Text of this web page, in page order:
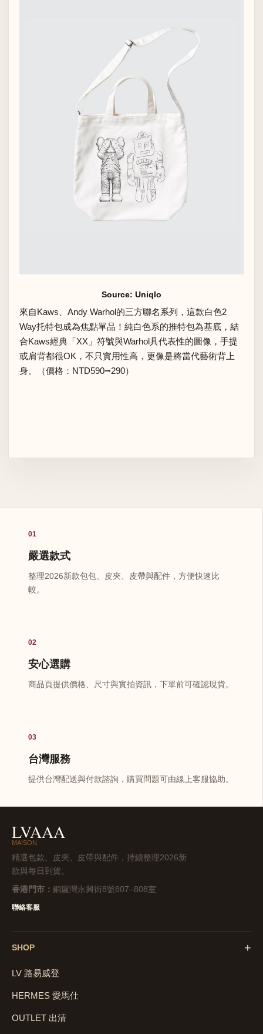
Source: Uniqlo
來自Kaws、Andy Warhol的三方聯名系列，這款白色2
Way托特包成為焦點單品！純白色系的推特包為基底，結
合Kaws經典「XX」符號與Warhol具代表性的圖像，手提
或肩背都很OK，不只實用性高，更像是將當代藝術背上
身。（價格：NTD590⭢290）
01
嚴選款式
整理2026新款包包、皮夾、皮帶與配件，方便快速比
較。
02
安心選購
商品頁提供價格、尺寸與實拍資訊，下單前可確認現貨。
03
台灣服務
提供台灣配送與付款諮詢，購買問題可由線上客服協助。
LVAAA
MAISON
精選包款、皮夾、皮帶與配件，持續整理2026新
款與每日到貨。
香港門市： 銅鑼灣永興街8號807–808室
聯絡客服
SHOP +
LV 路易威登
HERMES 愛馬仕
OUTLET 出清